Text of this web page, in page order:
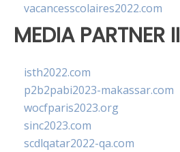
vacancesscolaires2022.com
MEDIA PARTNER II
isth2022.com
p2b2pabi2023-makassar.com
wocfparis2023.org
sinc2023.com
scdlqatar2022-qa.com